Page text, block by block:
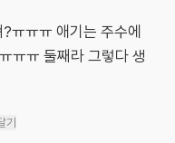
ㅠㅠㅠ 애기는 주수에
ㅠㅠ 둘째라 그렇다 생
기